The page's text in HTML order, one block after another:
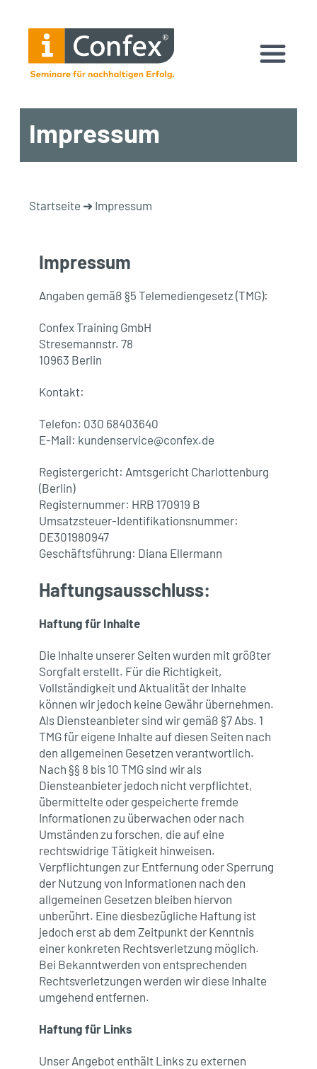
Mobile
Navigation
Impressum
Startseite ➔ Impressum
Impressum
Angaben gemäß §5 Telemediengesetz (TMG):
Confex Training GmbH
Stresemannstr. 78
10963 Berlin
Kontakt:
Telefon: 030 68403640
E-Mail: kundenservice@confex.de
Registergericht: Amtsgericht Charlottenburg
(Berlin)
Registernummer: HRB 170919 B
Umsatzsteuer-Identifikationsnummer:
DE301980947
Geschäftsführung: Diana Ellermann
Haftungsausschluss:
Haftung für Inhalte
Die Inhalte unserer Seiten wurden mit größter
Sorgfalt erstellt. Für die Richtigkeit,
Vollständigkeit und Aktualität der Inhalte
können wir jedoch keine Gewähr übernehmen.
Als Diensteanbieter sind wir gemäß §7 Abs. 1
TMG für eigene Inhalte auf diesen Seiten nach
den allgemeinen Gesetzen verantwortlich.
Nach §§ 8 bis 10 TMG sind wir als
Diensteanbieter jedoch nicht verpflichtet,
übermittelte oder gespeicherte fremde
Informationen zu überwachen oder nach
Umständen zu forschen, die auf eine
rechtswidrige Tätigkeit hinweisen.
Verpflichtungen zur Entfernung oder Sperrung
der Nutzung von Informationen nach den
allgemeinen Gesetzen bleiben hiervon
unberührt. Eine diesbezügliche Haftung ist
jedoch erst ab dem Zeitpunkt der Kenntnis
einer konkreten Rechtsverletzung möglich.
Bei Bekanntwerden von entsprechenden
Rechtsverletzungen werden wir diese Inhalte
umgehend entfernen.
Haftung für Links
Unser Angebot enthält Links zu externen